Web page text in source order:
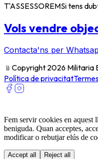
T'ASSESSOREMSi tens
Vols vendre
Contacta'ns per
﹫ Copyright 2026 Militaria
Política de privacitat
Fem servir cookies en aquest
beniguda. Quan acceptes,
modificar o rebutjar elús de
Accept all Reject all